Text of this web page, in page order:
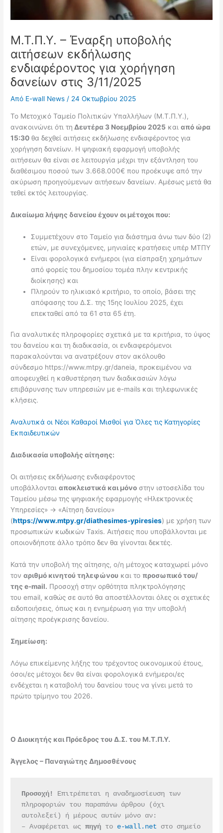
Μ.Τ.Π.Υ. – Έναρξη υποβολής
αιτήσεων εκδήλωσης
ενδιαφέροντος για χορήγηση
δανείων στις 3/11/2025
Από E-wall News/ 24 Οκτωβρίου 2025
Το Μετοχικό Ταμείο Πολιτικών Υπαλλήλων (Μ.Τ.Π.Υ.),
ανακοινώνει ότι τη Δευτέρα 3 Νοεμβρίου 2025 καιαπό ώρα
15:30 θα δεχθεί αιτήσεις εκδήλωσης ενδιαφέροντος για
χορήγηση δανείων. Η ψηφιακή εφαρμογή υποβολής
αιτήσεων θα είναι σε λειτουργία μέχρι την εξάντληση του
διαθέσιμου ποσού των 3.668.000€ που προέκυψε από την
ακύρωση προηγούμενων αιτήσεων δανείων. Αμέσως μετά θα
τεθεί εκτός λειτουργίας.
Δικαίωμα λήψης δανείου έχουν οι μέτοχοι που:
Συμμετέχουν στο Ταμείο για διάστημα άνω των δύο (2)
ετών, με συνεχόμενες, μηνιαίες κρατήσεις υπέρ ΜΤΠΥ
Είναι φορολογικά ενήμεροι (για είσπραξη χρημάτων
από φορείς του δημοσίου τομέα πλην κεντρικής
διοίκησης) και
Πληρούν το ηλικιακό κριτήριο, το οποίο, βάσει της
απόφασης του Δ.Σ. της 15ης Ιουλίου 2025, έχει
επεκταθεί από τα 61 στα 65 έτη.
Για αναλυτικές πληροφορίες σχετικά με τα κριτήρια, το ύψος
του δανείου και τη διαδικασία, οι ενδιαφερόμενοι
παρακαλούνται να ανατρέξουν στον ακόλουθο
σύνδεσμο https://www.mtpy.gr/daneia, προκειμένου να
αποφευχθεί η καθυστέρηση των διαδικασιών λόγω
επιβάρυνσης των υπηρεσιών με e-mails και τηλεφωνικές
κλήσεις.
Αναλυτικά οι Νέοι Καθαροί Μισθοί για Όλες τις Κατηγορίες
Εκπαιδευτικών
Διαδικασία υποβολής αίτησης:
Οι αιτήσεις εκδήλωσης ενδιαφέροντος
υποβάλλονταιαποκλειστικά και μόνο στην ιστοσελίδα του
Ταμείου μέσω της ψηφιακής εφαρμογής «Ηλεκτρονικές
Υπηρεσίες» → «Αίτηση δανείου»
(https://www.mtpy.gr/diathesimes-ypiresies) με χρήση των
προσωπικών κωδικών Taxis. Αιτήσεις που υποβάλλονται με
οποιονδήποτε άλλο τρόπο δεν θα γίνονται δεκτές.
Κατά την υποβολή της αίτησης, ο/η μέτοχος καταχωρεί μόνο
τοναριθμό κινητού τηλεφώνου και το προσωπικό του/
της e-mail. Προσοχή στην ορθότητα πληκτρολόγησης
του email, καθώς σε αυτό θα αποστέλλονται όλες οι σχετικές
ειδοποιήσεις, όπως και η ενημέρωση για την υποβολή
αίτησης προέγκρισης δανείου.
Σημείωση:
Λόγω επικείμενης λήξης του τρέχοντος οικονομικού έτους,
όσοι/ες μέτοχοι δεν θα είναι φορολογικά ενήμεροι/ες
ενδέχεται η καταβολή του δανείου τους να γίνει μετά το
πρώτο τρίμηνο του 2026.
Ο Διοικητής και Πρόεδρος του Δ.Σ. του Μ.Τ.Π.Υ.
Άγγελος – Παναγιώτης Δημοσθένους
Προσοχή!
Επιτρέπεται η αναδημοσίευση των
πληροφοριών του παραπάνω άρθρου (όχι
αυτολεξεί) ή μέρους αυτών μόνο αν:
– Αναφέρεται ως πηγή το e-wall.net στο σημείο